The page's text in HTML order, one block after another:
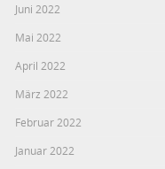
Juni 2022
Mai 2022
April 2022
März 2022
Februar 2022
Januar 2022